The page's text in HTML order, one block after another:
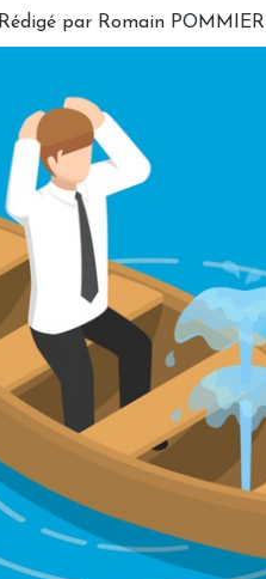
Rédigé par Romain POMMIER